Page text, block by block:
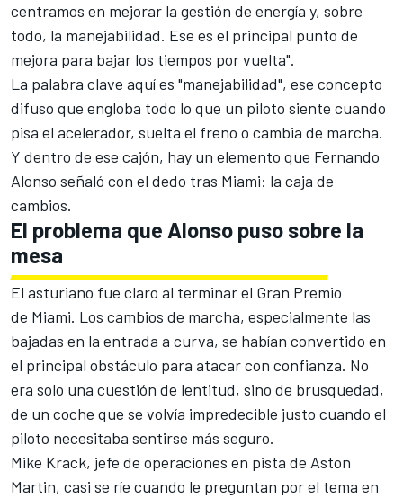
centramos en mejorar la gestión de energía y, sobre
todo, la manejabilidad. Ese es el principal punto de
mejora para bajar los tiempos por vuelta".
La palabra clave aquí es "manejabilidad", ese concepto
difuso que engloba todo lo que un piloto siente cuando
pisa el acelerador, suelta el freno o cambia de marcha.
Y dentro de ese cajón, hay un elemento que Fernando
Alonso señaló con el dedo tras Miami: la caja de
cambios.
El problema que Alonso puso sobre la
mesa
El asturiano fue claro al terminar el Gran Premio
de Miami. Los cambios de marcha, especialmente las
bajadas en la entrada a curva, se habían convertido en
el principal obstáculo para atacar con confianza. No
era solo una cuestión de lentitud, sino de brusquedad,
de un coche que se volvía impredecible justo cuando el
piloto necesitaba sentirse más seguro.
Mike Krack, jefe de operaciones en pista de Aston
Martin, casi se ríe cuando le preguntan por el tema en